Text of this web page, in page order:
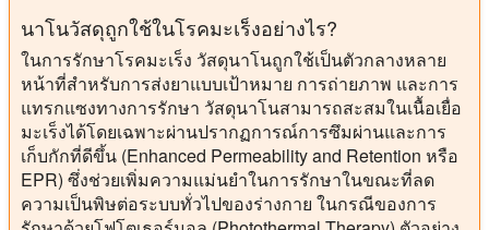
นาโนวัสดุถูกใช้ในโรคมะเร็งอย่างไร?
ในการรักษาโรคมะเร็ง วัสดุนาโนถูกใช้เป็นตัวกลางหลาย
หน้าที่สำหรับการส่งยาแบบเป้าหมาย การถ่ายภาพ และการ
แทรกแซงทางการรักษา วัสดุนาโนสามารถสะสมในเนื้อเยื่อ
มะเร็งได้โดยเฉพาะผ่านปรากฏการณ์การซึมผ่านและการ
เก็บกักที่ดีขึ้น (Enhanced Permeability and Retention หรือ
EPR) ซึ่งช่วยเพิ่มความแม่นยำในการรักษาในขณะที่ลด
ความเป็นพิษต่อระบบทั่วไปของร่างกาย ในกรณีของการ